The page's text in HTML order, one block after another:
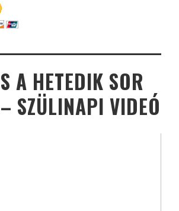
A HETEDIK SOR
SZÜLINAPI VIDEÓ